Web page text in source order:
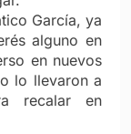
García, ya
alguno en
en nuevos
lo llevaron a
recalar en